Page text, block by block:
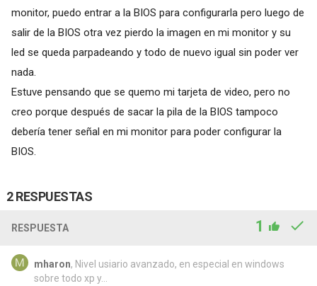
monitor, puedo entrar a la BIOS para configurarla pero luego de
salir de la BIOS otra vez pierdo la imagen en mi monitor y su
led se queda parpadeando y todo de nuevo igual sin poder ver
nada.
Estuve pensando que se quemo mi tarjeta de video, pero no
creo porque después de sacar la pila de la BIOS tampoco
debería tener señal en mi monitor para poder configurar la
BIOS.
2 RESPUESTAS
RESPUESTA 1
mharon, Nivel usiario avanzado, en especial en windows
sobre todo xp y...